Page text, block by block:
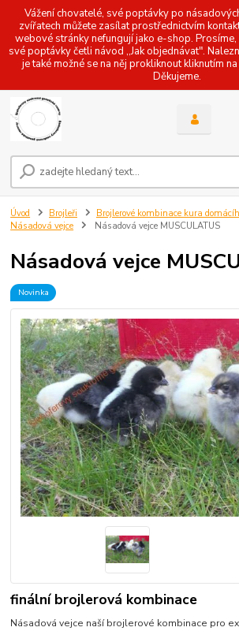
Vážení chovatelé, své poptávky po
zvířatech můžete zasílat prostřednictvím
webové stránky nefungují jako e-shop.
své poptávky četli návod ,,Jak objednávat".
je také možné se na něj prokliknout kliknutím
Děkujeme.
Úvod Brojleři Brojlerové kombinace kura
Násadová vejce
Násadová vejce MUSCULATUS
Násadová vejce
Novinka
finální brojlerová kombinace
Násadová vejce naší brojlerové kombinace pro